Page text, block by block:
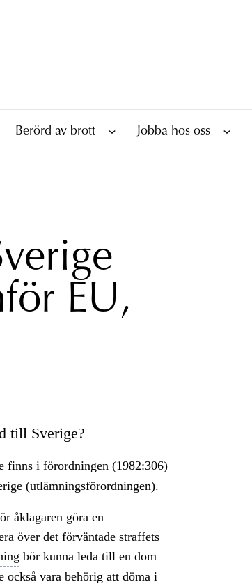
Berörd av brott Jobba hos oss
EU,
till Sverige?
finns i förordningen (1982:306)
(utlämningsförordningen).
åklagaren göra en
över det förväntade straffets
bör kunna leda till en dom
också vara behörig att döma i